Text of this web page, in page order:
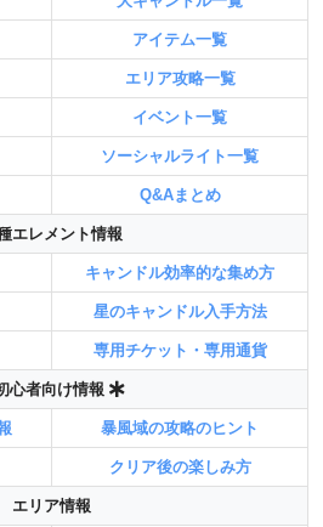
アイテム一覧
エリア攻略一覧
イベント一覧
ソーシャルライト一覧
Q&Aまとめ
エレメント情報
キャンドル効率的な集め方
星のキャンドル入手方法
専用チケット・専用通貨
心者向け情報
暴風域の攻略のヒント
クリア後の楽しみ方
エリア情報